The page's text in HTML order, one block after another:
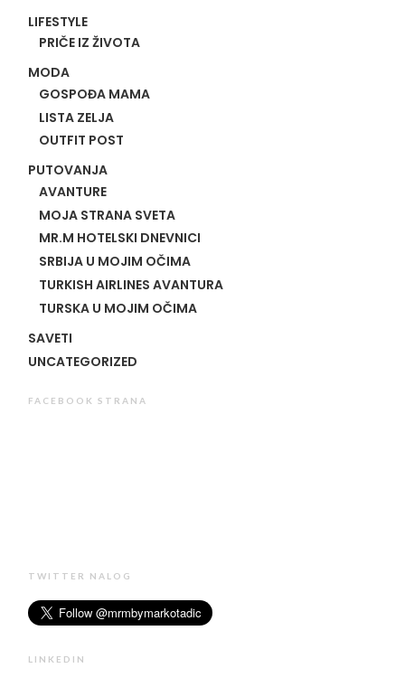
LIFESTYLE
PRIČE IZ ŽIVOTA
MODA
GOSPOĐA MAMA
LISTA ZELJA
OUTFIT POST
PUTOVANJA
AVANTURE
MOJA STRANA SVETA
MR.M HOTELSKI DNEVNICI
SRBIJA U MOJIM OČIMA
TURKISH AIRLINES AVANTURA
TURSKA U MOJIM OČIMA
SAVETI
UNCATEGORIZED
FACEBOOK STRANA
TWITTER NALOG
LINKEDIN